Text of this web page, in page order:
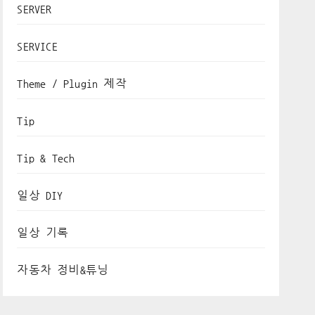
SERVER
SERVICE
Theme / Plugin 제작
Tip
Tip & Tech
일상 DIY
일상 기록
자동차 정비&튜닝